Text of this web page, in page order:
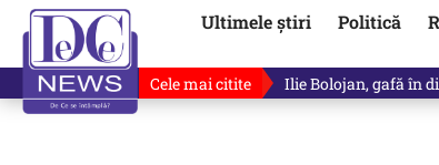
Ultimele știri Politică
Cele mai citite Premierul demis Ilie